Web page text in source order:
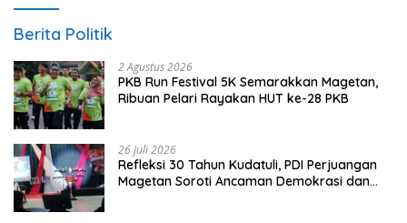
Berita Politik
2 Agustus 2026
PKB Run Festival 5K Semarakkan Magetan,
Ribuan Pelari Rayakan HUT ke-28 PKB
26 Juli 2026
Refleksi 30 Tahun Kudatuli, PDI Perjuangan
Magetan Soroti Ancaman Demokrasi dan